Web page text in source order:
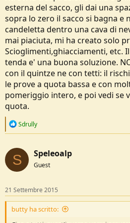
esterna del sacco, gli dai una
sopra lo zero il sacco si bagna e
candeletta dentro una cava di
mai piaciuta, mi ha creato solo
Scioglimenti,ghiacciamenti, etc.
tenda e' una buona soluzione.
con il quintze ne con tetti: il
le prove a quota bassa e con
pomeriggio intero, e poi vedi se
quota.
R
c
t
i
o
s
:
Sdrully
S Speleoalp
Guest
21 Settembre 2015
butty ha scritto: